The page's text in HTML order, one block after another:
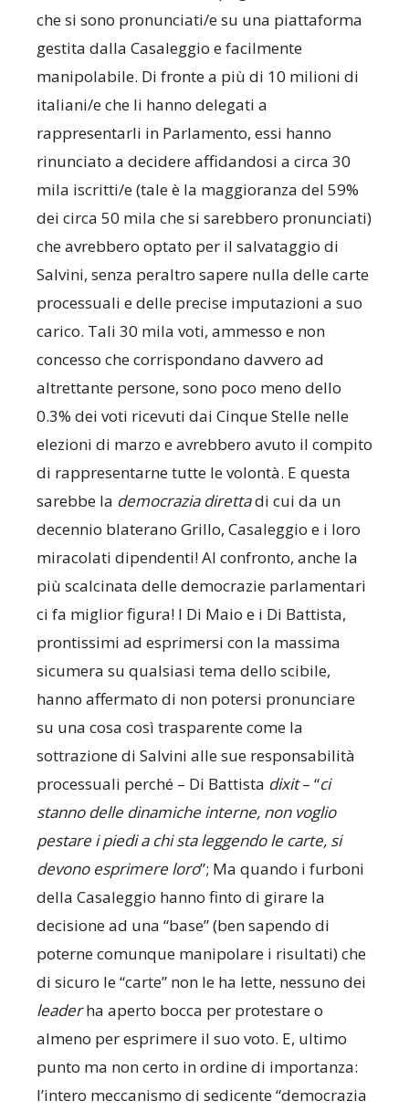
che si sono pronunciati/e su una piattaforma
gestita dalla Casaleggio e facilmente
manipolabile. Di fronte a più di 10 milioni di
italiani/e che li hanno delegati a
rappresentarli in Parlamento, essi hanno
rinunciato a decidere affidandosi a circa 30
mila iscritti/e (tale è la maggioranza del 59%
dei circa 50 mila che si sarebbero pronunciati)
che avrebbero optato per il salvataggio di
Salvini, senza peraltro sapere nulla delle carte
processuali e delle precise imputazioni a suo
carico. Tali 30 mila voti, ammesso e non
concesso che corrispondano davvero ad
altrettante persone, sono poco meno dello
0.3% dei voti ricevuti dai Cinque Stelle nelle
elezioni di marzo e avrebbero avuto il compito
di rappresentarne tutte le volontà. E questa
sarebbe la democrazia direttadi cui da un
decennio blaterano Grillo, Casaleggio e i loro
miracolati dipendenti! Al confronto, anche la
più scalcinata delle democrazie parlamentari
ci fa miglior figura! I Di Maio e i Di Battista,
prontissimi ad esprimersi con la massima
sicumera su qualsiasi tema dello scibile,
hanno affermato di non potersi pronunciare
su una cosa così trasparente come la
sottrazione di Salvini alle sue responsabilità
processuali perché – Di Battista dixit– “ci
stanno delle dinamiche interne, non voglio
pestare i piedi a chi sta leggendo le carte, si
devono esprimere loro”; Ma quando i furboni
della Casaleggio hanno finto di girare la
decisione ad una “base” (ben sapendo di
poterne comunque manipolare i risultati) che
di sicuro le “carte” non le ha lette, nessuno dei
leaderha aperto bocca per protestare o
almeno per esprimere il suo voto. E, ultimo
punto ma non certo in ordine di importanza:
l’intero meccanismo di sedicente “democrazia